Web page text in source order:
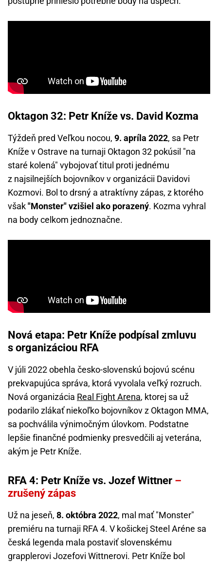
Oktagon 32: Petr Kníže vs. David Kozma
Týždeň pred Veľkou nocou, 9. apríla 2022, sa Petr
Kníže v Ostrave na turnaji Oktagon 32 pokúsil "na
staré kolená" vybojovať titul proti jednému
z najsilnejších bojovníkov v organizácii Davidovi
Kozmovi. Bol to drsný a atraktívny zápas, z ktorého
však"Monster" vzišiel ako porazený. Kozma vyhral
na body celkom jednoznačne.
Nová etapa: Petr Kníže podpísal zmluvu
s organizáciou RFA
V júli 2022 obehla česko-slovenskú bojovú scénu
prekvapujúca správa, ktorá vyvolala veľký rozruch.
Nová organizácia Real Fight Arena, ktorej sa už
podarilo zlákať niekoľko bojovníkov z Oktagon MMA,
sa pochválila výnimočným úlovkom. Podstatne
lepšie finančné podmienky presvedčili aj veterána,
akým je Petr Kníže.
RFA 4: Petr Kníže vs. Jozef Wittner –
zrušený zápas
Už na jeseň, 8. októbra 2022, mal mať "Monster"
premiéru na turnaji RFA 4. V košickej Steel Aréne sa
česká legenda mala postaviť slovenskému
grapplerovi Jozefovi Wittnerovi. Petr Kníže bol